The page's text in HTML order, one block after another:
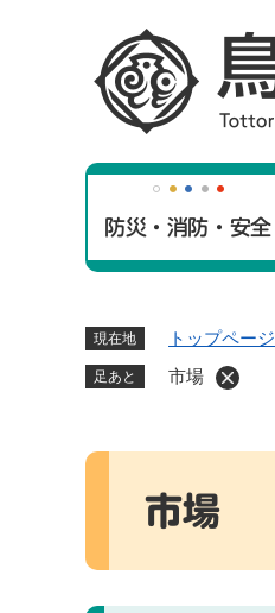
防災・消防・安全
現在地 トップページ
足あと 市場
本
市場